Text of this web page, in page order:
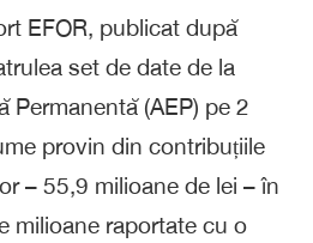
EFOR, publicat după
set de date de la
Permanentă (AEP) pe 2
provin din contribuțiile
– 55,9 milioane de lei – în
milioane raportate cu o